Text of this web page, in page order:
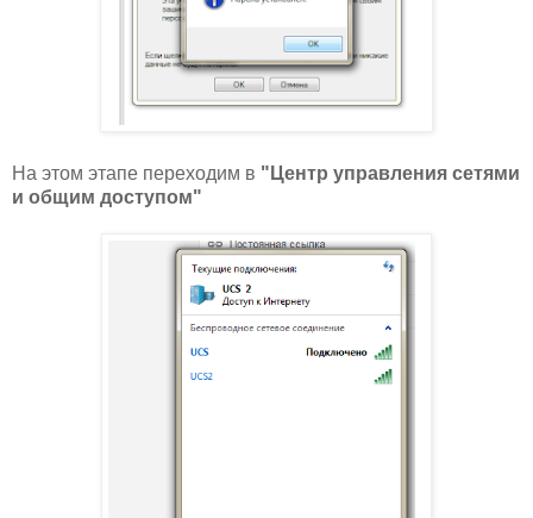
На этом этапе переходим в "Центр управления сетями
и общим доступом"